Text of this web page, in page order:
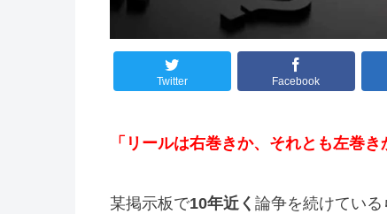
Twitter Facebook
「リールは右巻きか、それとも左巻き
某掲示板で10年近く 論争を続けてい